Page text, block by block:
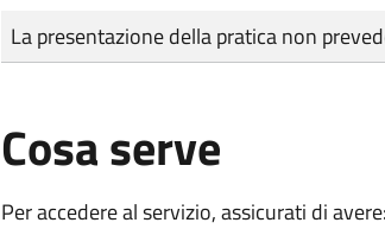
Tipo di pagamento
Importo
La presentazione della pratica non
Cosa serve
Per accedere al servizio, assicurati di avere: